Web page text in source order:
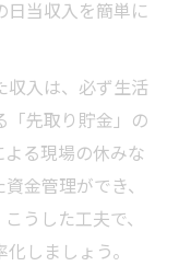
日当収入を簡単に
収入は、必ず生活
「先取り貯金」の
る現場の休みな
金管理ができ、
うした工夫で、
しましょう。